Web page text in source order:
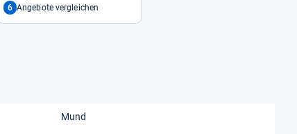
6 Angebote vergleichen
Mund